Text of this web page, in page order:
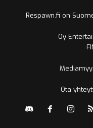
Respawn.fi on
Oy
Ota